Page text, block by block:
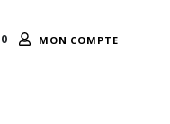
0 MON COMPTE